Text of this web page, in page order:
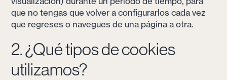
que no tengas que volver a configurarlos cada vez
que regreses o navegues de una página a otra.
2. ¿Qué tipos de cookies
utilizamos?